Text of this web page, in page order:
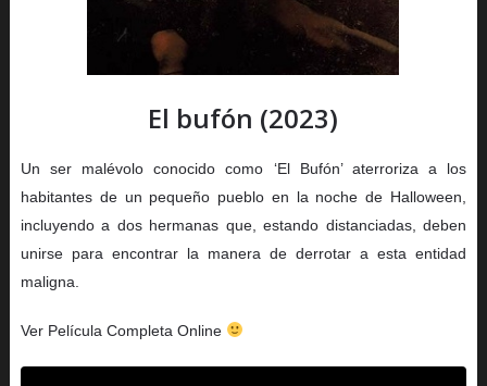
El bufón (2023)
Un ser malévolo conocido como ‘El Bufón’ aterroriza a los
habitantes de un pequeño pueblo en la noche de Halloween,
incluyendo a dos hermanas que, estando distanciadas, deben
unirse para encontrar la manera de derrotar a esta entidad
maligna.
Ver Película Completa Online